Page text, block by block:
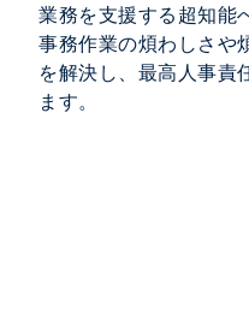
業務を支援する超知能
事務作業の煩わしさや
を解決し、最高人事責
ます。